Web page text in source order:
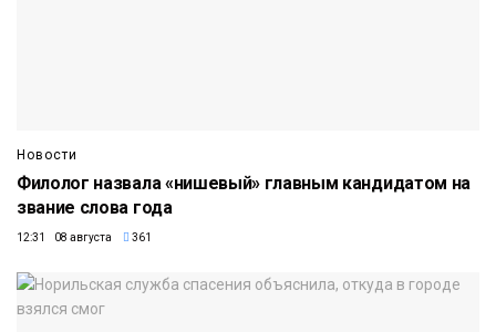
Новости
Филолог назвала «нишевый» главным кандидатом на
звание слова года
12:31 08 августа 361